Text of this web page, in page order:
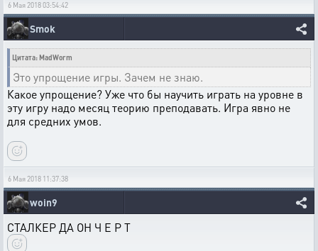
6 Мая 2018 03:54:42
Smok
Цитата: MadWorm
Это упрощение игры. Зачем не знаю.
Какое упрощение? Уже что бы научить играть на уровне в
эту игру надо месяц теорию преподавать. Игра явно не
для средних умов.
6 Мая 2018 11:37:38
woin9
СТАЛКЕР ДА ОН Ч Е Р Т